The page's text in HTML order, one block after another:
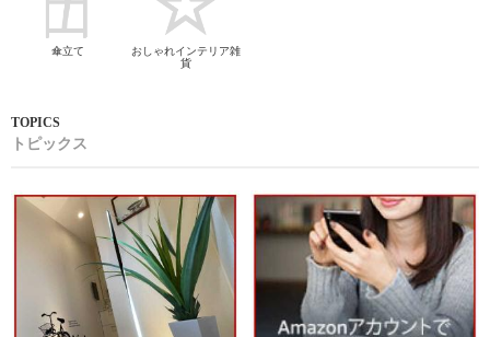
傘立て
おしゃれインテリア雑
貨
トピックス